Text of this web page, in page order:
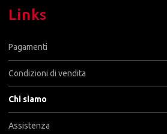
Links
Pagamenti
Condizioni di vendita
Chi siamo
Assistenza